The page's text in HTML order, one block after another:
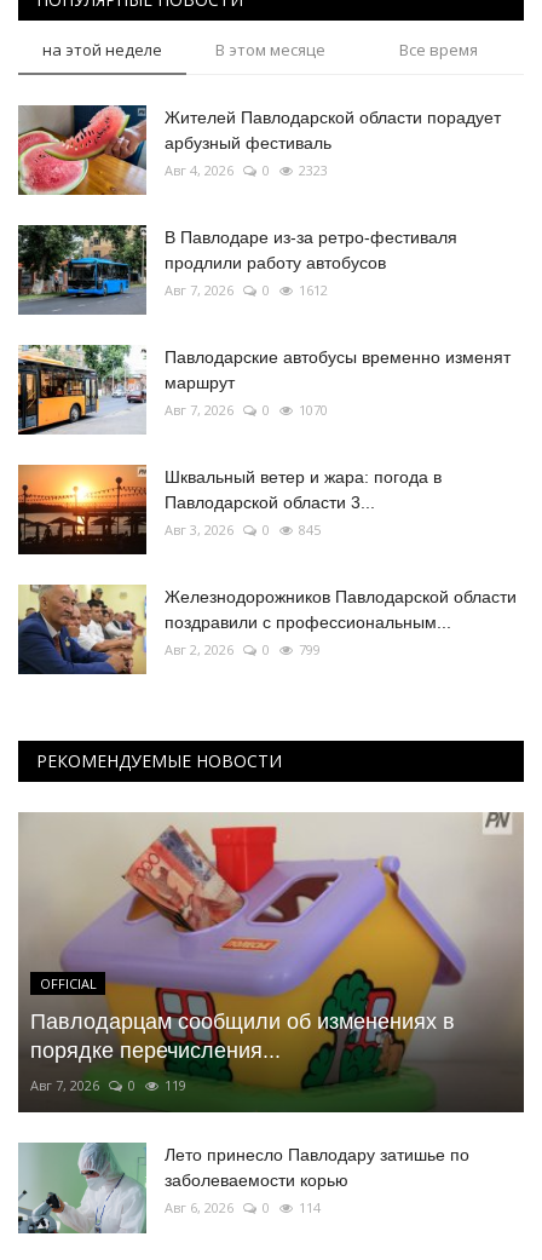
на этой неделе В этом месяце Все время
Жителей Павлодарской области порадует
арбузный фестиваль
Авг 4, 2026 0 2323
В Павлодаре из-за ретро-фестиваля
продлили работу автобусов
Авг 7, 2026 0 1612
Павлодарские автобусы временно изменят
маршрут
Авг 7, 2026 0 1070
Шквальный ветер и жара: погода в
Павлодарской области 3...
Авг 3, 2026 0 845
Железнодорожников Павлодарской области
поздравили с профессиональным...
Авг 2, 2026 0 799
РЕКОМЕНДУЕМЫЕ НОВОСТИ
OFFICIAL
Павлодарцам сообщили об изменениях в
порядке перечисления...
Авг 7, 2026 0 119
Лето принесло Павлодару затишье по
заболеваемости корью
Авг 6, 2026 0 114